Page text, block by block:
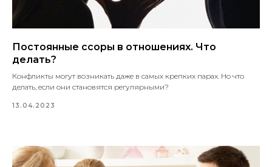
Постоянные ссоры в отношениях. Что
делать?
Конфликты могут возникать даже в самых крепких парах. Но что
делать, если они становятся регулярными?
13.04.2023